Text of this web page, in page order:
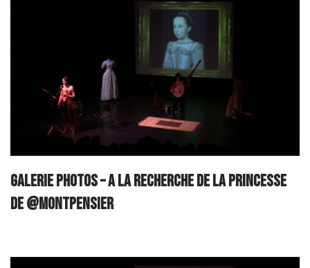
GALERIE PHOTOS – A la recherche de la Princesse
de @Montpensier